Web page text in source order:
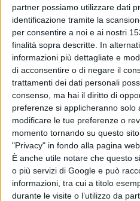
partner possiamo utilizzare dati
identificazione tramite la
per consentire a noi e ai nostri
finalità sopra descritte. In
informazioni più dettagliate e
di acconsentire o di negare il
trattamenti dei dati personali
consenso, ma hai il diritto di
preferenze si applicheranno solo
modificare le tue preferenze o
momento tornando su questo
"Privacy" in fondo alla pagina web.
È anche utile notare che questo
o più servizi di Google e può
informazioni, tra cui a titolo
durante le visite o l’utilizzo da